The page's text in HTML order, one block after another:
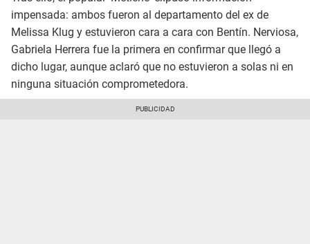
impensada: ambos fueron al departamento del ex de
Melissa Klug y estuvieron cara a cara con Bentín. Nerviosa,
Gabriela Herrera fue la primera en confirmar que llegó a
dicho lugar, aunque aclaró que no estuvieron a solas ni en
ninguna situación comprometedora.